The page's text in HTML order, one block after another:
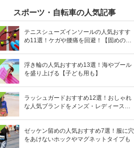
スポーツ・自転車の人気記事
テニスシューズインソールの人気おすす
め11選！ケガや腰痛を回避！【固めの素
浮き輪の人気おすすめ13選！海やプール
を盛り上げる【子ども用も】
ラッシュガードおすすめ12選！おしゃれ
な人気ブランドをメンズ・レディース別
ゼッケン留めの人気おすすめ7選！服に穴
をあけないホックやマグネットタイプも